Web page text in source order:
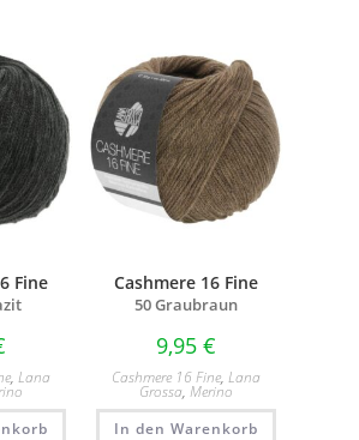
Fine
,Lana
Cashmere 16 Fine
50 Graubraun
9,95 €
Cashmere 16 Fine, Lana
Grossa, Merino
In den Warenkorb